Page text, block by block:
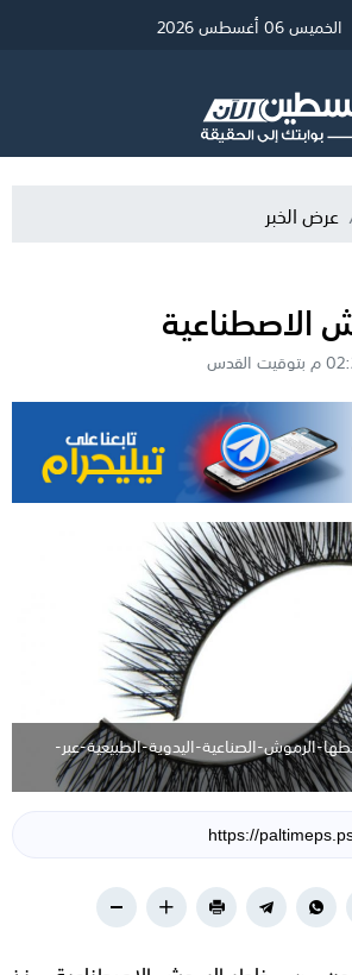
الخميس 06 أغسطس 2026
عرض الخبر
الاصطناعية
الرموش-الصناعية-اليدوية-الطبيعية-عبر-